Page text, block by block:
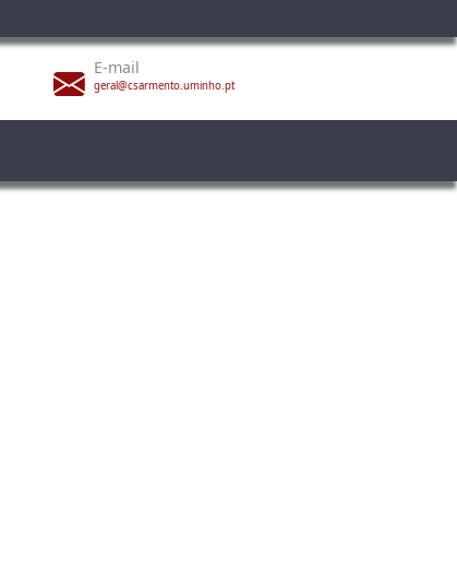
E-mail
geral@csarmento.uminho.pt